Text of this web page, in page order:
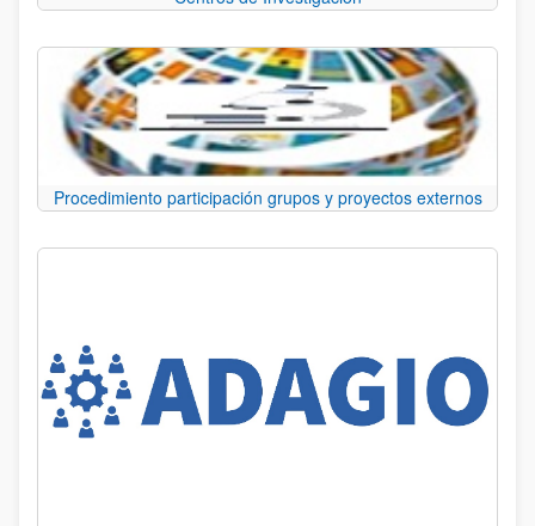
Procedimiento participación grupos y proyectos externos